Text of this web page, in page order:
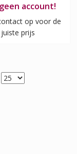
account!
op voor de
juiste prijs